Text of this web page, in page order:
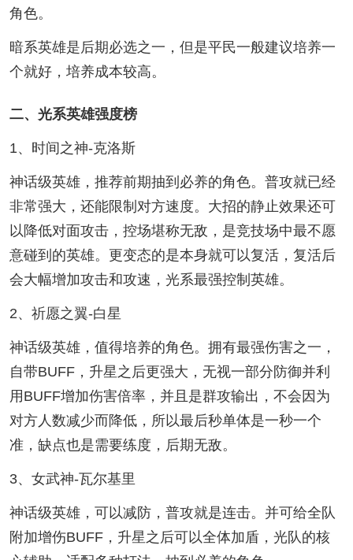
角色。
暗系英雄是后期必选之一，但是平民一般建议培养一
个就好，培养成本较高。
二、光系英雄强度榜
1、时间之神-克洛斯
神话级英雄，推荐前期抽到必养的角色。普攻就已经
非常强大，还能限制对方速度。大招的静止效果还可
以降低对面攻击，控场堪称无敌，是竞技场中最不愿
意碰到的英雄。更变态的是本身就可以复活，复活后
会大幅增加攻击和攻速，光系最强控制英雄。
2、祈愿之翼-白星
神话级英雄，值得培养的角色。拥有最强伤害之一，
自带BUFF，升星之后更强大，无视一部分防御并利
用BUFF增加伤害倍率，并且是群攻输出，不会因为
对方人数减少而降低，所以最后秒单体是一秒一个
准，缺点也是需要练度，后期无敌。
3、女武神-瓦尔基里
神话级英雄，可以减防，普攻就是连击。并可给全队
附加增伤BUFF，升星之后可以全体加盾，光队的核